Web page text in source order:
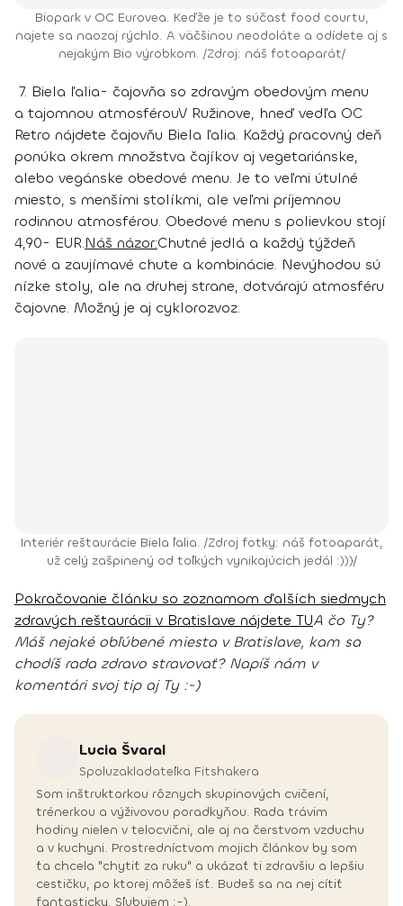
Biopark v OC Eurovea. Keďže je to súčasť food courtu,
najete sa naozaj rýchlo. A väčšinou neodoláte a odídete aj s
nejakým Bio výrobkom. /Zdroj: náš fotoaparát/
7. Biela ľalia- čajovňa so zdravým obedovým menu
a tajomnou atmosférouV Ružinove, hneď vedľa OC
Retro nájdete čajovňu Biela ľalia. Každý pracovný deň
ponúka okrem množstva čajíkov aj vegetariánske,
alebo vegánske obedové menu. Je to veľmi útulné
miesto, s menšími stolíkmi, ale veľmi príjemnou
rodinnou atmosférou. Obedové menu s polievkou stojí
4,90- EUR.Náš názor:Chutné jedlá a každý týždeň
nové a zaujímavé chute a kombinácie. Nevýhodou sú
nízke stoly, ale na druhej strane, dotvárajú atmosféru
čajovne. Možný je aj cyklorozvoz.
Interiér reštaurácie Biela ľalia. /Zdroj fotky: náš fotoaparát,
už celý zašpinený od toľkých vynikajúcich jedál :)))/
Pokračovanie článku so zoznamom ďalších siedmych
zdravých reštaurácii v Bratislave nájdete TUA čo Ty?
Máš nejaké obľúbené miesta v Bratislave, kam sa
chodíš rada zdravo stravovať? Napíš nám v
komentári svoj tip aj Ty :-)
Lucia Švaral
Spoluzakladateľka Fitshakera
Som inštruktorkou rôznych skupinových cvičení,
trénerkou a výživovou poradkyňou. Rada trávim
hodiny nielen v telocvični, ale aj na čerstvom vzduchu
a v kuchyni. Prostredníctvom mojich článkov by som
ťa chcela "chytiť za ruku" a ukázať ti zdravšiu a lepšiu
cestičku, po ktorej môžeš ísť. Budeš sa na nej cítiť
fantasticky. Sľubujem :-).